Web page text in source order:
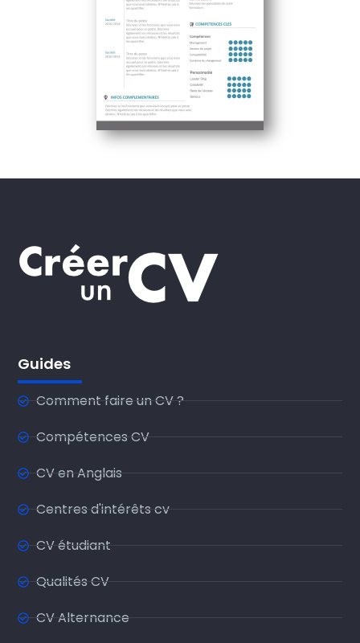
Guides
Comment faire un CV ?
Compétences CV
CV en Anglais
Centres d'intérêts cv
CV étudiant
Qualités CV
CV Alternance